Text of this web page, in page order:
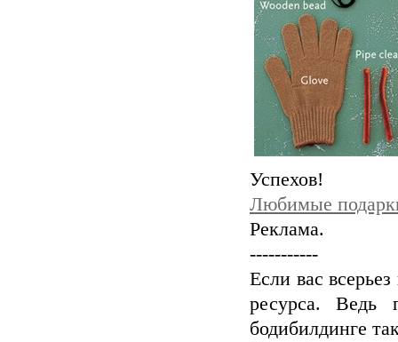
Успехов!
Любимые
Реклама.
-----------
Если вас
ресурса. Ведь
бодибилдинге